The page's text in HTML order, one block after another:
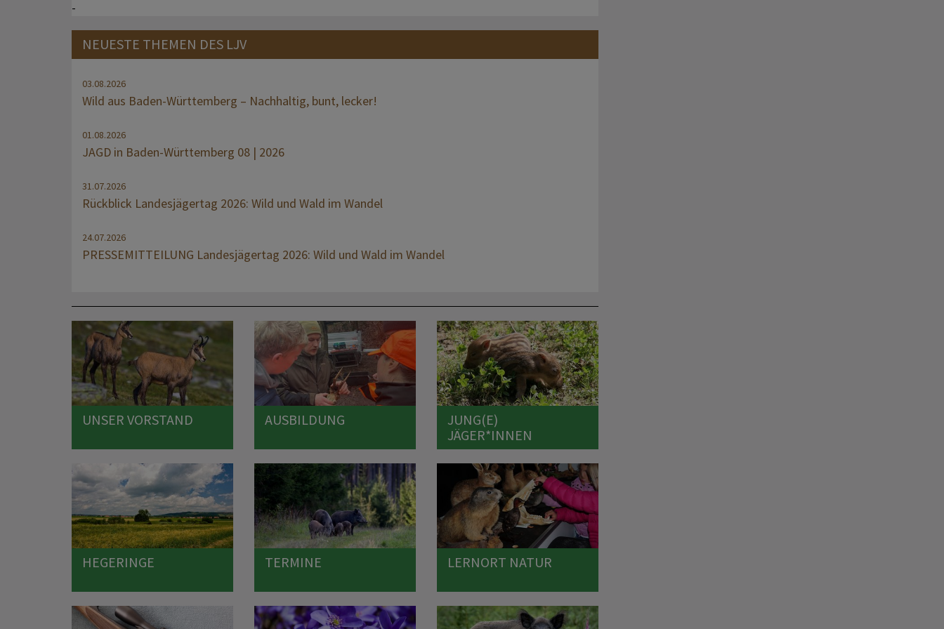
-
NEUESTE THEMEN DES LJV
03.08.2026
Wild aus Baden-Württemberg – Nachhaltig, bunt, lecker!
01.08.2026
JAGD in Baden-Württemberg 08 | 2026
31.07.2026
Rückblick Landesjägertag 2026: Wild und Wald im Wandel
24.07.2026
PRESSEMITTEILUNG Landesjägertag 2026: Wild und Wald im Wandel
UNSER VORSTAND
HEGERINGE
AUSBILDUNG
TERMINE
JUNG(E)
JÄGER*INNEN
LERNORT NATUR